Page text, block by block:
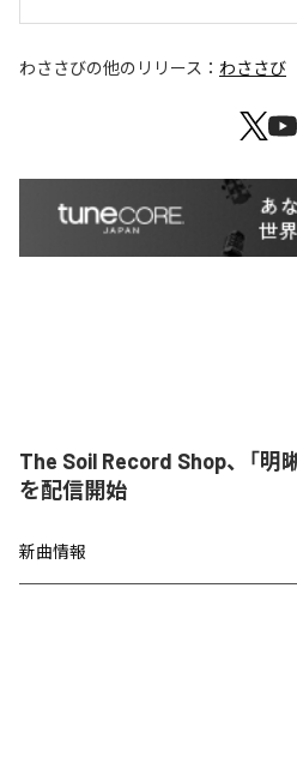
わささびの他のリリース： わささび
The Soil Record Shop、「明
を配信開始
新曲情報